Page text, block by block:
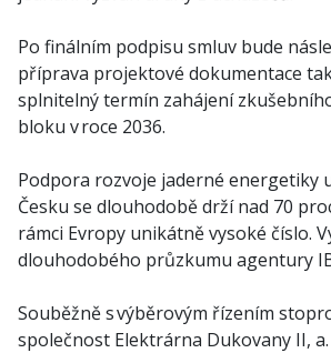
Po finálním podpisu smluv bude
příprava projektové dokumentace
splnitelný termín zahájení
bloku v roce 2036.
Podpora rozvoje jaderné energetiky
Česku se dlouhodobě drží nad 70
rámci Evropy unikátně vysoké číslo.
dlouhodobého průzkumu agentury
Souběžně s výběrovým řízením
společnost Elektrárna Dukovany II, a.